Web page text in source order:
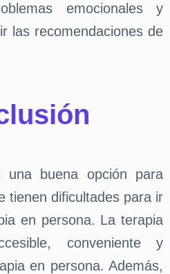
emocionales y
las recomendaciones de
una buena opción para
tienen dificultades para ir
en persona. La terapia
conveniente y
en persona. Además,